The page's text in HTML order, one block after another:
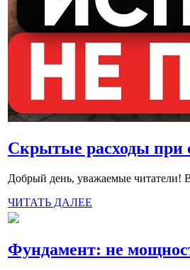
Скрытые расходы при
Добрый день, уважаемые читатели!
ЧИТАТЬ ДАЛЕЕ
Фундамент: не